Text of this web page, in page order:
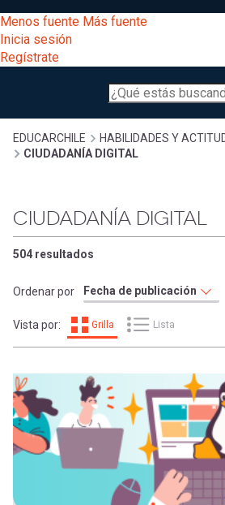
al
contenido
principal
[Educarchile
Escritorio]
entrar
a
mi
cuenta
Menos fuente Más fuente
Inicia sesión
Regístrate
Buscar
Menú
principal
Desarrollo
Expand
Gestión
Comunidad
Expand
Exploración
[Educarchile
Mobile]
Menú
sesión
Regístrate
Sobrescribir
enlaces
de
ayuda
a
la
navegación
EDUCARCHILE
HABILIDADES Y
CIUDADANÍA DIGITAL
CIUDADANÍA DIGITAL
504 resultados
Ordenar por
Vista por: Grilla Lista